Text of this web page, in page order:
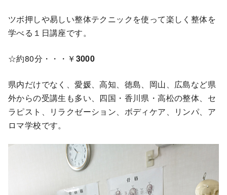
ツボ押しや易しい整体テクニックを使って楽しく整体を
学べる１日講座です。
☆約80分・・・￥3000
県内だけでなく、愛媛、高知、徳島、岡山、広島など県
外からの受講生も多い、四国・香川県・高松の整体、セ
ラピスト、リラクゼーション、ボディケア、リンパ、ア
ロマ学校です。